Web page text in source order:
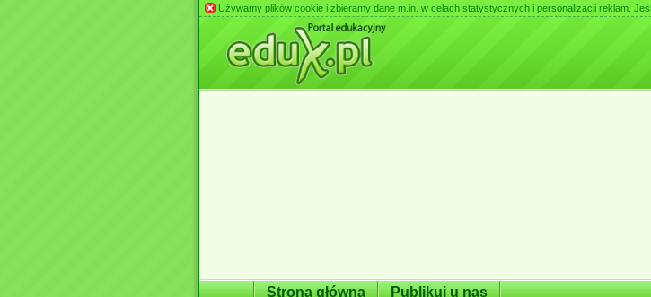
Używamy plików cookie i zbieramy dane m.in. w celach statystycznych i personalizacji reklam.
Strona główna Publikuj u nas